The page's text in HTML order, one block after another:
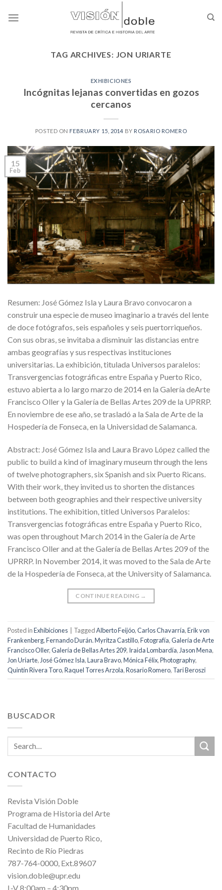
TAG ARCHIVES: JON URIARTE
EXHIBICIONES
Incógnitas lejanas convertidas en gozos
cercanos
POSTED ON FEBRUARY 15, 2014 BY ROSARIO ROMERO
15
Feb
Resumen: José Gómez Isla y Laura Bravo convocaron a
construir una especie de museo imaginario a través del lente
de doce fotógrafos, seis españoles y seis puertorriqueños.
Con sus obras, se invitaba a disminuir las distancias entre
ambas geografías y sus respectivas instituciones
universitarias. La exhibición, titulada Universos paralelos:
Transvergencias fotográficas entre España y Puerto Rico,
estuvo abierta a lo largo marzo de 2014 en la Galería deArte
Francisco Oller y la Galería de Bellas Artes 209 de la UPRRP.
En noviembre de ese año, se trasladó a la Sala de Arte de la
Hospedería de Fonseca, en la Universidad de Salamanca.
Abstract: José Gómez Isla and Laura Bravo López called the
public to build a kind of imaginary museum through the lens
of twelve photographers, six Spanish and six Puerto Ricans.
With their work, they invited us to shorten the distances
between both geographies and their respective university
institutions. The exhibition, titled Universos Paralelos:
Transvergencias fotográficas entre España y Puerto Rico,
was open throughout March 2014 in the Galería de Arte
Francisco Oller and at the Galería de Bellas Artes 209 of the
UPRRP. In November 2014, it was moved to the Sala de Arte
de la Hospedería de Fonseca, at the University of Salamanca.
CONTINUE READING →
Posted inExhibiciones | TaggedAlberto Feijóo,Carlos Chavarría,Erik von
Frankenberg,Fernando Durán. Myritza Castillo,Fotografía,Galería de Arte
Francisco Oller,Galería de Bellas Artes 209, Iraida Lombardía, Jason Mena,
Jon Uriarte, José Gómez Isla,Laura Bravo,Mónica Félix,Photography,
Quintín Rivera Toro,Raquel Torres Arzola,Rosario Romero, Tari Beroszi
BUSCADOR
CONTACTO
Revista Visión Doble
Programa de Historia del Arte
Facultad de Humanidades
Universidad de Puerto Rico,
Recinto de Río Piedras
787-764-0000, Ext.89607
vision.doble@upr.edu
L-V 8:00am – 4:30pm